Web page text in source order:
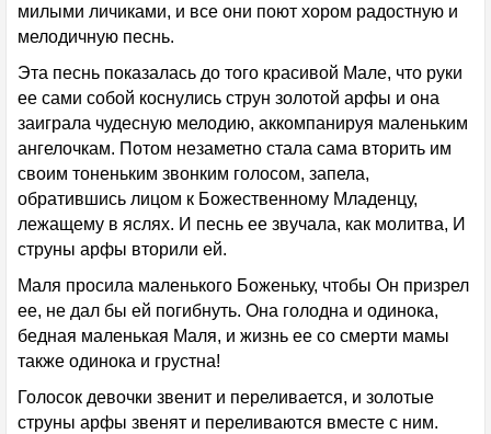
милыми личиками, и все они поют хором радостную и
мелодичную песнь.
Эта песнь показалась до того красивой Мале, что руки
ее сами собой коснулись струн золотой арфы и она
заиграла чудесную мелодию, аккомпанируя маленьким
ангелочкам. Потом незаметно стала сама вторить им
своим тоненьким звонким голосом, запела,
обратившись лицом к Божественному Младенцу,
лежащему в яслях. И песнь ее звучала, как молитва, И
струны арфы вторили ей.
Маля просила маленького Боженьку, чтобы Он призрел
ее, не дал бы ей погибнуть. Она голодна и одинока,
бедная маленькая Маля, и жизнь ее со смерти мамы
также одинока и грустна!
Голосок девочки звенит и переливается, и золотые
струны арфы звенят и переливаются вместе с ним.